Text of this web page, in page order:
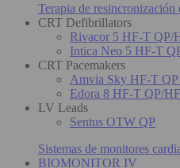
Terapia de resincronización
CRT Defibrillators
Rivacor 5 HF-T QP/
Intica Neo 5 HF-T
CRT Pacemakers
Amvia Sky HF-T
Edora 8 HF-T QP/
LV Leads
Sentus OTW QP
Sistemas de monitores
BIOMONITOR IV